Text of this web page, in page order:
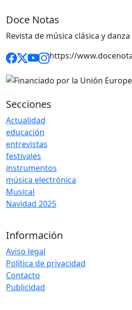
Doce Notas
Revista de música clásica y danza
https://
Secciones
Actualidad
educación
entrevistas
festivales
instrumentos
música electrónica
Musical
Navidad 2025
Información
Aviso legal
Política de privacidad
Contacto
Publicidad